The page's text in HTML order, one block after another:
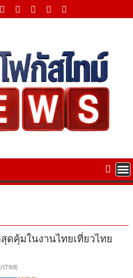
คุ้มในงานไทยเที่ยวไทย